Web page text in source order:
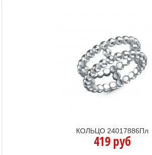
КОЛЬЦО 24017886Пл
419 руб